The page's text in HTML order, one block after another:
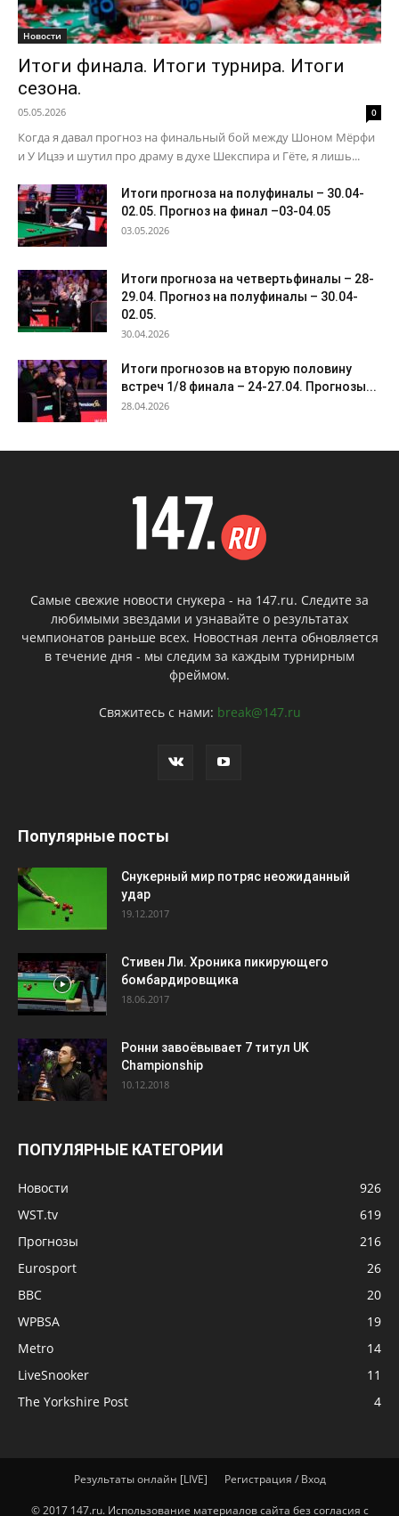
Новости
Итоги финала. Итоги турнира. Итоги
сезона.
05.05.2026 0
Когда я давал прогноз на финальный бой между Шоном Мёрфи
и У Ицзэ и шутил про драму в духе Шекспира и Гёте, я лишь...
Итоги прогноза на полуфиналы – 30.04-
02.05. Прогноз на финал –03-04.05
03.05.2026
Итоги прогноза на четвертьфиналы – 28-
29.04. Прогноз на полуфиналы – 30.04-
02.05.
30.04.2026
Итоги прогнозов на вторую половину
встреч 1/8 финала – 24-27.04. Прогнозы...
28.04.2026
Самые свежие новости снукера - на 147.ru. Следите за
любимыми звездами и узнавайте о результатах
чемпионатов раньше всех. Новостная лента обновляется
в течение дня - мы следим за каждым турнирным
фреймом.
Свяжитесь с нами: break@147.ru
Популярные посты
Снукерный мир потряс неожиданный
удар
19.12.2017
Стивен Ли. Хроника пикирующего
бомбардировщика
18.06.2017
Ронни завоёвывает 7 титул UK
Championship
10.12.2018
ПОПУЛЯРНЫЕ КАТЕГОРИИ
Новости
926
WST.tv
619
Прогнозы
216
Eurosport
26
BBC
20
WPBSA
19
Metro
14
LiveSnooker
11
The Yorkshire Post
4
Результаты онлайн [LIVE] Регистрация / Вход
© 2017 147.ru. Использование материалов сайта без согласия с